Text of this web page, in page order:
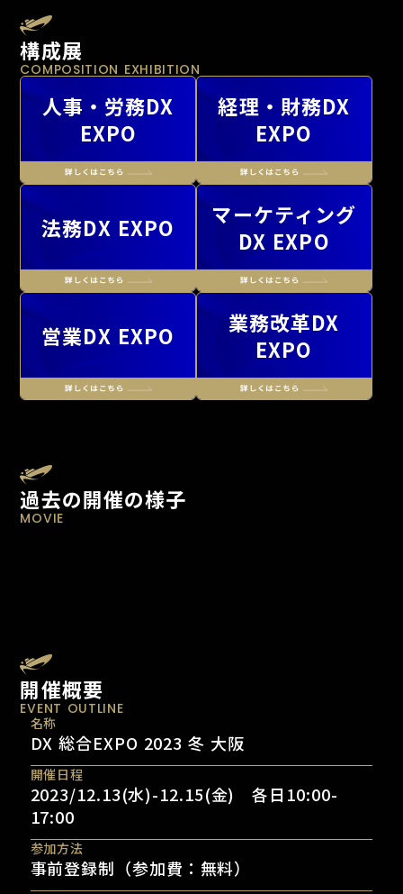
構成展
COMPOSITION EXHIBITION
人事・労務DX
EXPO
経理・財務DX
EXPO
法務DX EXPO
マーケティング
DX EXPO
営業DX EXPO
業務改革DX
EXPO
過去の開催の様子
MOVIE
開催概要
EVENT OUTLINE
名称
DX 総合EXPO 2023 冬 大阪
開催日程
2023/12.13(水)-12.15(金) 各日10:00-
17:00
参加方法
事前登録制（参加費：無料）